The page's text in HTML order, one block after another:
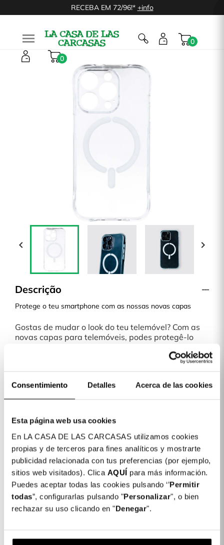
Consentimiento Detalles Acerca de las cookies
Esta página web usa cookies
En LA CASA DE LAS CARCASAS utilizamos cookies
propias y de terceros para fines analíticos y mostrarte
publicidad relacionada con tus preferencias (por ejemplo,
sitios web visitados). Clica AQUÍ para más información.
Puedes aceptar todas las cookies pulsando ‘’Permitir
todas”, configurarlas pulsando "Personalizar", o bien
rechazar su uso clicando en "Denegar".
RECEBA EM 72/96!* +info

0
0
 
Descrição
Protege o teu smartphone com as nossas novas capas
Gostas de mudar o look do teu telemóvel? Com as
novas capas para telemóveis, podes protegê-lo
É uma capa fina, que não acrescenta muito peso ou
volume ao teu telemóvel. Qualquer modelo ou
perfeita.
Envio em 48H
de pagamento: Cartão, MB Way, PayPal, Klarna e
Detalhes do produto
Cor: Transparente
COLORES DISPONIBLES
Transparente